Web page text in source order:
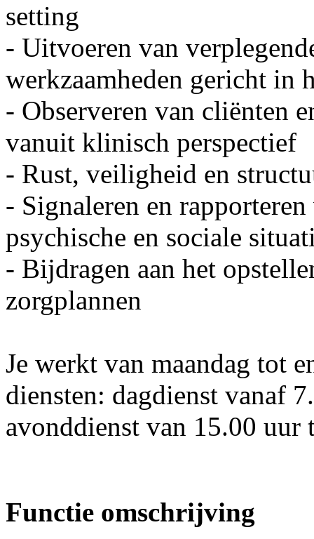
setting
- Uitvoeren van
werkzaamheden gericht in
- Observeren van cliënten
vanuit klinisch perspectief
- Rust, veiligheid en
- Signaleren en
psychische en sociale
- Bijdragen aan het
zorgplannen
Je werkt van maandag tot
diensten: dagdienst vanaf
avonddienst van 15.00 uur
Functie omschrijving